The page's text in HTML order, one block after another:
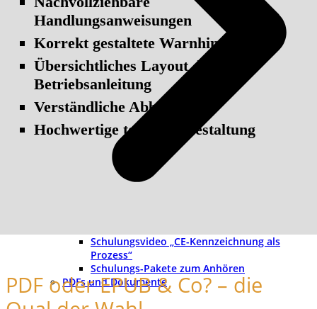
Schulungsvideo „CE-Kennzeichnung als
Prozess“
Schulungs-Pakete zum Anhören
PDFs und Dokumente
Handlungsanweisungen
Korrekt gestaltete Warnhinweise
Übersichtliches Layout der
Betriebsanleitung
Verständliche Abbildungen
Hochwertige textliche Gestaltung
PDF oder EPUB & Co? – die